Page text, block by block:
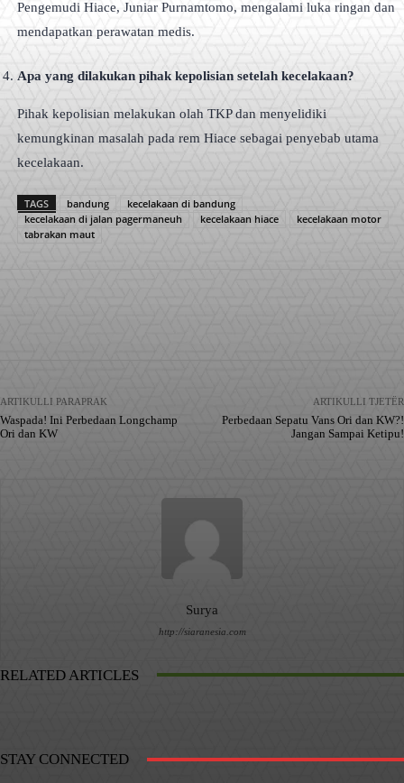
Pengemudi Hiace, Juniar Purnamtomo, mengalami luka ringan dan
mendapatkan perawatan medis.
Apa yang dilakukan pihak kepolisian setelah kecelakaan?
Pihak kepolisian melakukan olah TKP dan menyelidiki
kemungkinan masalah pada rem Hiace sebagai penyebab utama
kecelakaan.
TAGS bandung
kecelakaan di bandung
kecelakaan di jalan pagermaneuh
kecelakaan hiace
kecelakaan motor
tabrakan maut
ARTIKULLI PARAPRAK
Waspada! Ini Perbedaan Longchamp
Ori dan KW
ARTIKULLI TJETËR
Perbedaan Sepatu Vans Ori dan KW?!
Jangan Sampai Ketipu!
Surya
http://siaranesia.com
RELATED ARTICLES
STAY CONNECTED